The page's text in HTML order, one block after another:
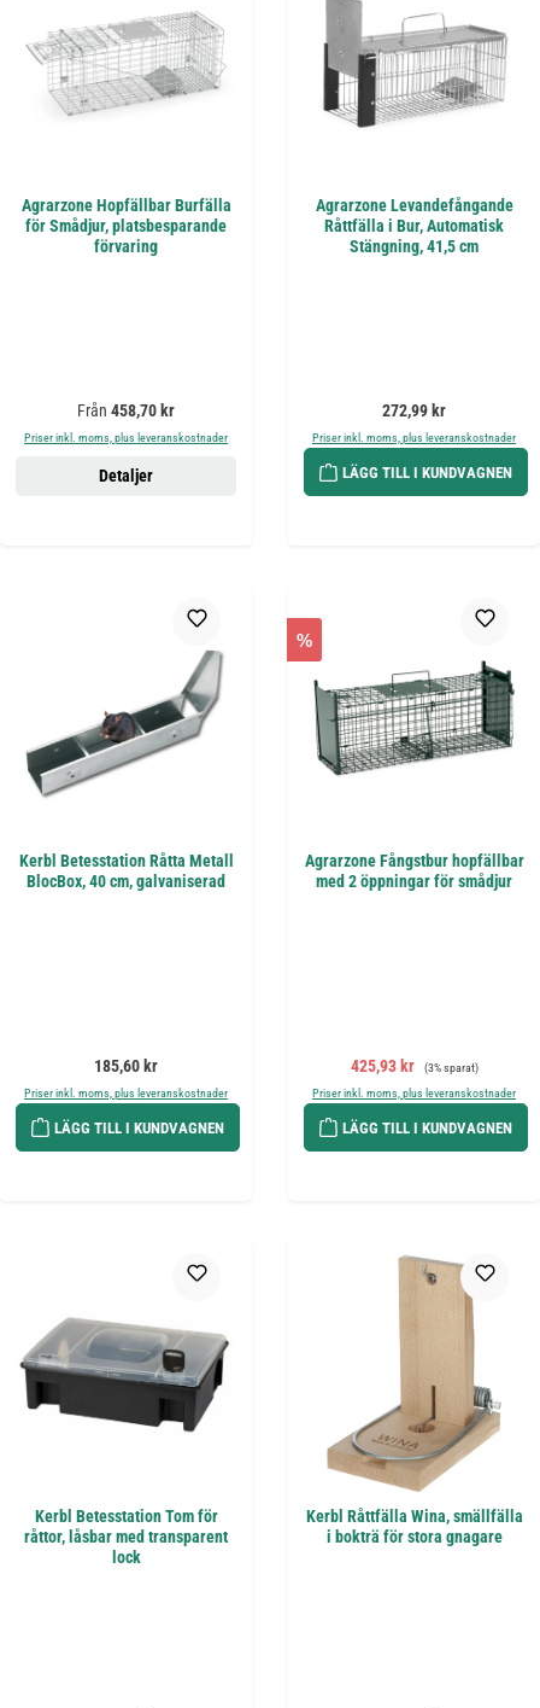
Agrarzone Hopfällbar Burfälla
för Smådjur, platsbesparande
förvaring
Ordinarie pris:
Från 458,70 kr
Priser inkl. moms, plus leveranskostnader
Detaljer
Agrarzone Levandefångande
Råttfälla i Bur, Automatisk
Stängning, 41,5 cm
Ordinarie pris:
272,99 kr
Priser inkl. moms, plus leveranskostnader
LÄGG TILL I KUNDVAGNEN
Kerbl Betesstation Råtta Metall
BlocBox, 40 cm, galvaniserad
Ordinarie pris:
185,60 kr
Priser inkl. moms, plus leveranskostnader
LÄGG TILL I KUNDVAGNEN
%
Agrarzone Fångstbur hopfällbar
med 2 öppningar för smådjur
Försäljningspris:
425,93 kr Ordinarie pris:
(3% sparat)
Priser inkl. moms, plus leveranskostnader
LÄGG TILL I KUNDVAGNEN
Kerbl Betesstation Tom för
råttor, låsbar med transparent
lock
Kerbl Råttfälla Wina, smällfälla
i bokträ för stora gnagare